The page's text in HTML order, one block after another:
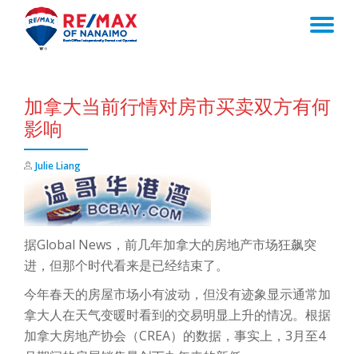
加拿大当前行情对房市买卖双方有何
影响
Julie Liang
据Global News，前几年加拿大的房地产市场狂飙突
进，但那个时代看来是已经结束了。
今年春天的房屋市场小有波动，但没有迹象显示通常加
拿大人在天气变暖时看到的交易明显上升的情况。根据
加拿大房地产协会（CREA）的数据，事实上，3月至4